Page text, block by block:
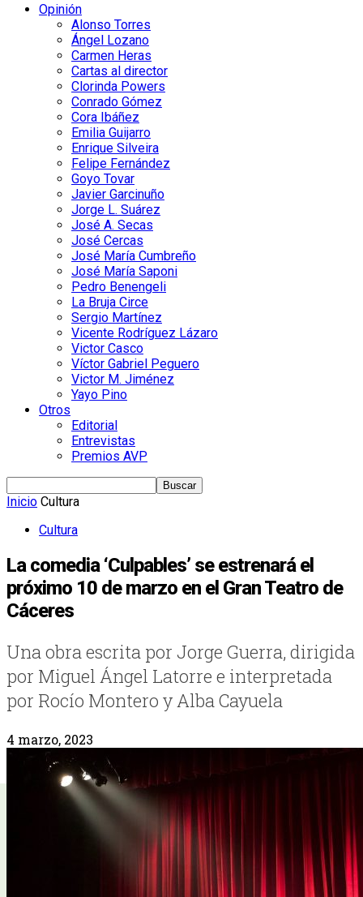
Opinión
Alonso Torres
Ángel Lozano
Carmen Heras
Cartas al director
Clorinda Powers
Conrado Gómez
Cora Ibáñez
Emilia Guijarro
Enrique Silveira
Felipe Fernández
Goyo Tovar
Javier Garcinuño
Jorge L. Suárez
José A. Secas
José Cercas
José María Cumbreño
José María Saponi
Pedro Benengeli
La Bruja Circe
Sergio Martínez
Vicente Rodríguez Lázaro
Victor Casco
Víctor Gabriel Peguero
Victor M. Jiménez
Yayo Pino
Otros
Editorial
Entrevistas
Premios AVP
Inicio Cultura
Cultura
La comedia ‘Culpables’ se estrenará el
próximo 10 de marzo en el Gran Teatro de
Cáceres
Una obra escrita por Jorge Guerra, dirigida
por Miguel Ángel Latorre e interpretada
por Rocío Montero y Alba Cayuela
4 marzo, 2023